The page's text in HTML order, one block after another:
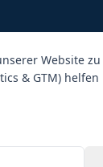
Website
& GTM)